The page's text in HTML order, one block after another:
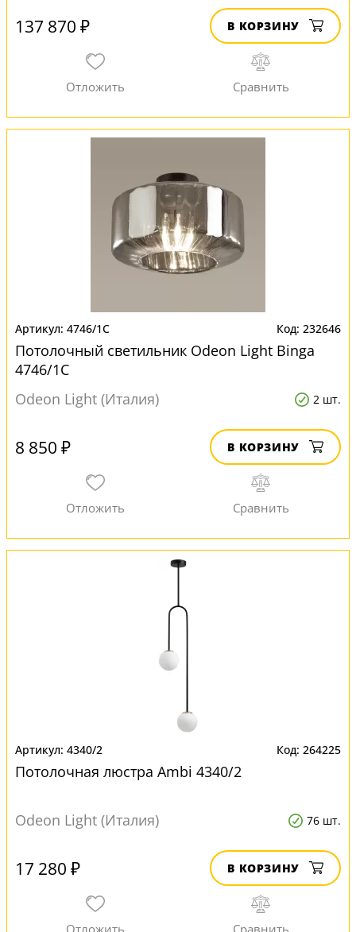
137 870 ₽ В КОРЗИНУ
4746/1C 232646
Потолочный светильник Odeon Light Binga
4746/1C
Odeon Light (Италия)
2 шт.
8 850 ₽ В КОРЗИНУ
4340/2 264225
Потолочная люстра Ambi 4340/2
Odeon Light (Италия) 76 шт.
17 280 ₽ В КОРЗИНУ